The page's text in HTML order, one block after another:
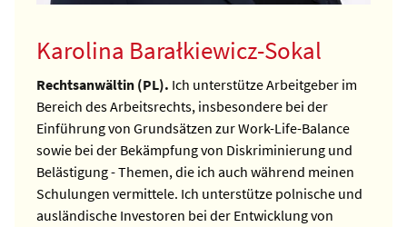
Karolina Barałkiewicz-Sokal
Rechtsanwältin (PL). Ich unterstütze Arbeitgeber im
Bereich des Arbeitsrechts, insbesondere bei der
Einführung von Grundsätzen zur Work-Life-Balance
sowie bei der Bekämpfung von Diskriminierung und
Belästigung - Themen, die ich auch während meinen
Schulungen vermittele. Ich unterstütze polnische und
ausländische Investoren bei der Entwicklung von